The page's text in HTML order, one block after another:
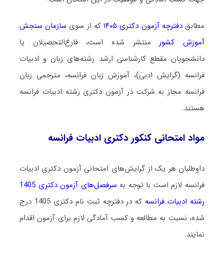
مطابقدفترچه آزمون دکتری ۱۴۰۵ که از سوی سازمان سنجش
آموزش کشورمنتشر شده است، فارغ‌التحصیلان یا
دانشجویان مقطع کارشناسی ارشد رشته‌های زبان و ادبیات
فرانسه (گرایش ادبی)، آموزش زبان فرانسه، مترجمی زبان
فرانسه مجاز به شرکت در آزمون دکتری رشته ادبیات فرانسه
هستند.
مواد امتحانی کنکور دکتری ادبیات فرانسه
داوطلبان هر یک از گرایش‌های امتحانی آزمون دکتری ادبیات
فرانسه لازم است با توجه به
سرفصل‌های آزمون دکتری 1405
رشته ادبیات فرانسه
که در دفترچه ثبت نام دکتری 1405 درج
شده، نسبت به مطالعه و کسب آمادگی لازم برای آزمون اقدام
نمایند.